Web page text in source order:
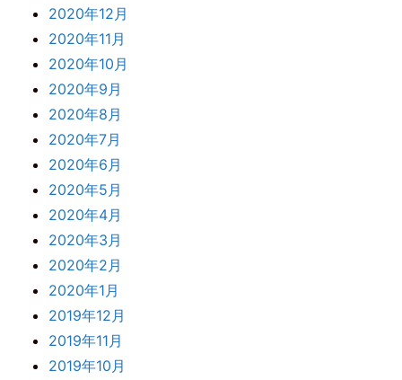
2020年12月
2020年11月
2020年10月
2020年9月
2020年8月
2020年7月
2020年6月
2020年5月
2020年4月
2020年3月
2020年2月
2020年1月
2019年12月
2019年11月
2019年10月